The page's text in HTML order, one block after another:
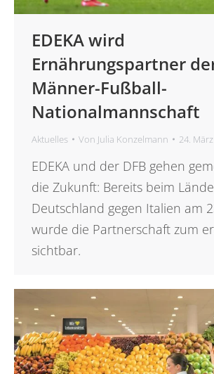
EDEKA wird
Ernährungspartner
Männer-Fußball-
Nationalmannschaft
Aktuelles Von Julia Konzelmann 24.
EDEKA und der DFB gehen
die Zukunft: Bereits beim
Deutschland gegen Italien am
wurde die Partnerschaft zum
sichtbar.